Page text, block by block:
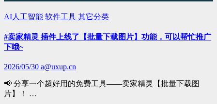
AI人工智能 软件工具 其它分类
#卖家精灵 插件上线了【批量下载图片】功能，可以帮忙推广
下哦~
2026/05/30 a@uxup.cn
📢 分享一个超好用的免费工具——卖家精灵【批量下载图
片】！ …